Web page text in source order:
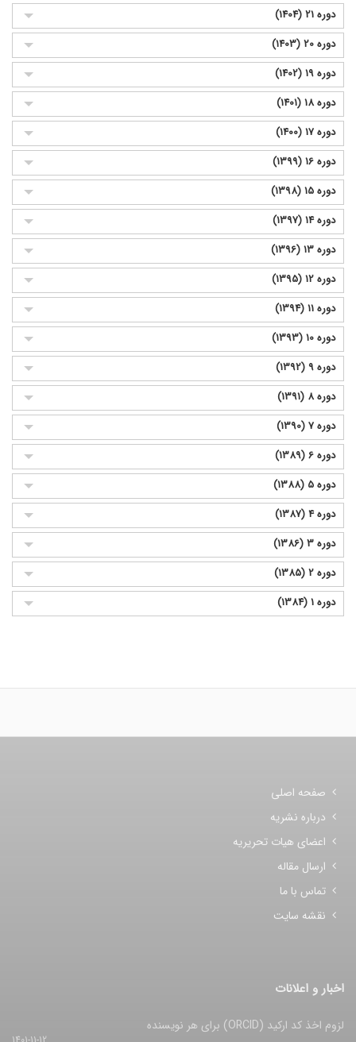
دوره 21 (1404)
دوره 20 (1403)
دوره 19 (1402)
دوره 18 (1401)
دوره 17 (1400)
دوره 16 (1399)
دوره 15 (1398)
دوره 14 (1397)
دوره 13 (1396)
دوره 12 (1395)
دوره 11 (1394)
دوره 10 (1393)
دوره 9 (1392)
دوره 8 (1391)
دوره 7 (1390)
دوره 6 (1389)
دوره 5 (1388)
دوره 4 (1387)
دوره 3 (1386)
دوره 2 (1385)
دوره 1 (1384)
صفحه اصلی
درباره نشریه
اعضای هیات تحریریه
ارسال مقاله
تماس با ما
نقشه سایت
اخبار و اعلانات
لزوم اخذ کد ارکید (ORCID) برای هر نویسنده